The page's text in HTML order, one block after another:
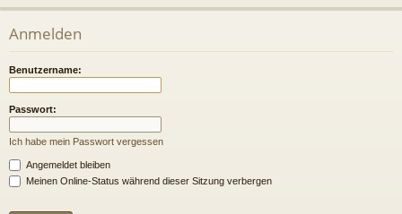
ug
Anmelden
Benutzername:
Passwort:
Ich habe mein Passwort vergessen
Angemeldet bleiben
Meinen Online-Status während dieser Sitzung verbergen